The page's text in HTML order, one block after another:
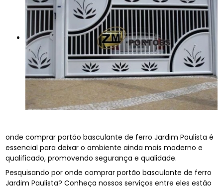
onde comprar portão basculante de ferro Jardim Paulista é
essencial para deixar o ambiente ainda mais moderno e
qualificado, promovendo segurança e qualidade.
Pesquisando por onde comprar portão basculante de ferro
Jardim Paulista? Conheça nossos serviços entre eles estão